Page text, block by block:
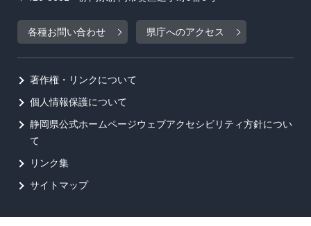
各種お問い合わせ 県庁へのアクセス
著作権・リンクについて
個人情報保護について
静岡県公式ホームページウェブアクセシビリティ方針につい
て
リンク集
サイトマップ